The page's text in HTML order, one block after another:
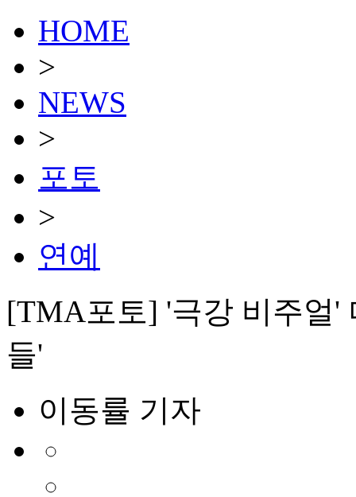
HOME
>
NEWS
>
포토
>
연예
[TMA포토] '극강 비주얼'
들'
이동률 기자